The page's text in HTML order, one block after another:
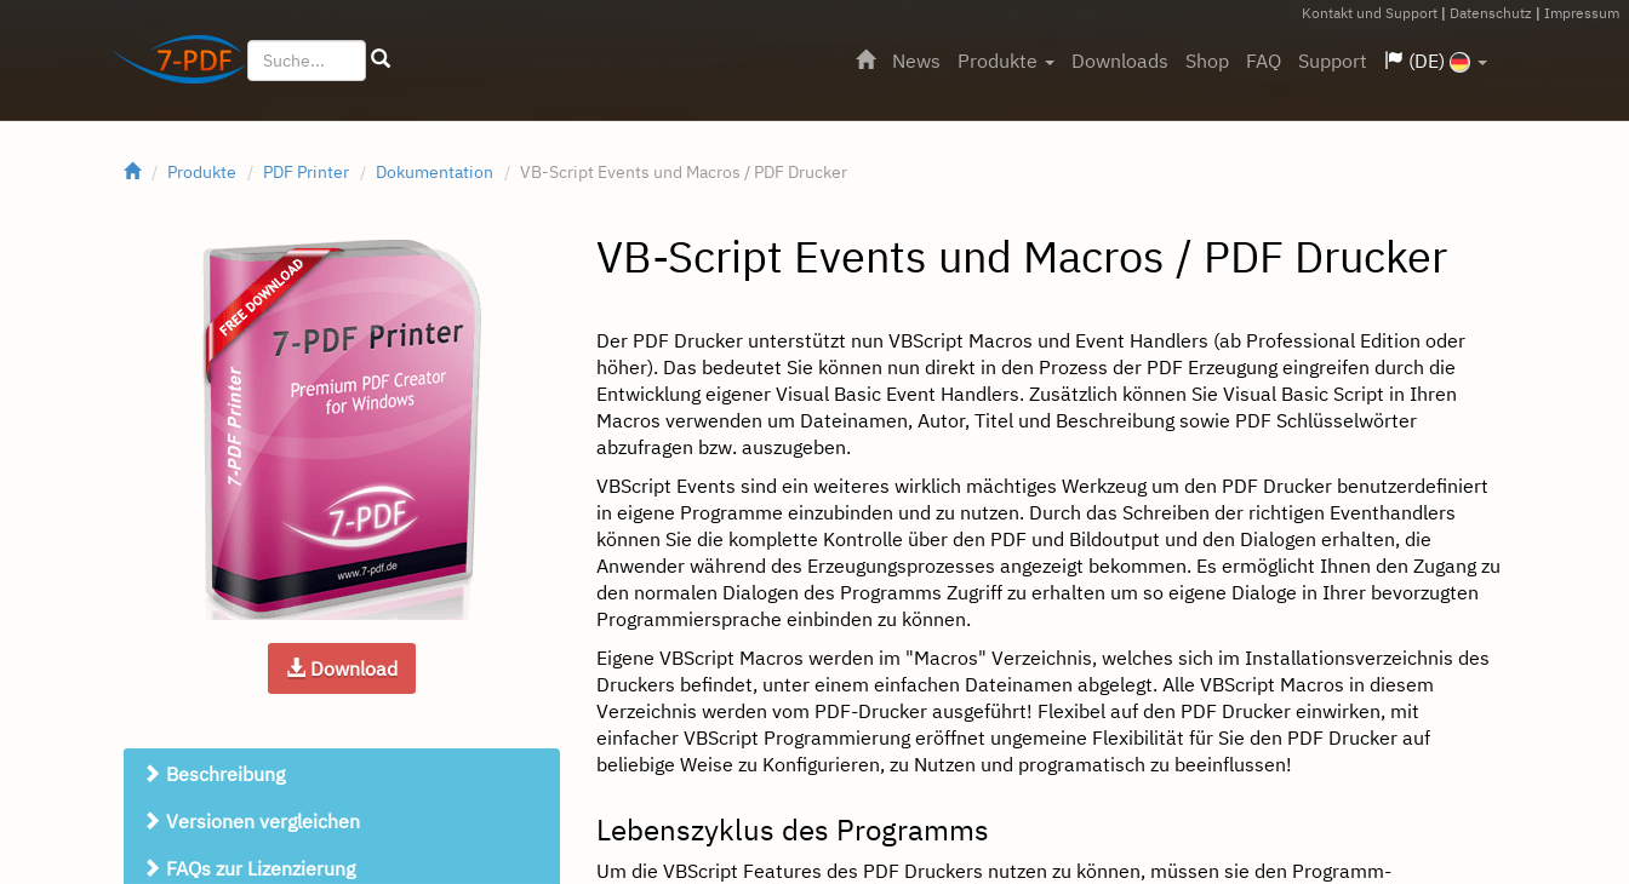
Kontakt und Support | Datenschutz | Impressum
News Produkte Downloads Shop FAQ Support (DE)
Produkte PDF Printer Dokumentation VB-Script Events und Macros / PDF Drucker
Download
Beschreibung
Versionen vergleichen
FAQs zur Lizenzierung
VB-Script Events und Macros / PDF Drucker
Der PDF Drucker unterstützt nun VBScript Macros und Event Handlers (ab Professional Edition oder
höher). Das bedeutet Sie können nun direkt in den Prozess der PDF Erzeugung eingreifen durch die
Entwicklung eigener Visual Basic Event Handlers. Zusätzlich können Sie Visual Basic Script in Ihren
Macros verwenden um Dateinamen, Autor, Titel und Beschreibung sowie PDF Schlüsselwörter
abzufragen bzw. auszugeben.
VBScript Events sind ein weiteres wirklich mächtiges Werkzeug um den PDF Drucker benutzerdefiniert
in eigene Programme einzubinden und zu nutzen. Durch das Schreiben der richtigen Eventhandlers
können Sie die komplette Kontrolle über den PDF und Bildoutput und den Dialogen erhalten, die
Anwender während des Erzeugungsprozesses angezeigt bekommen. Es ermöglicht Ihnen den Zugang zu
den normalen Dialogen des Programms Zugriff zu erhalten um so eigene Dialoge in Ihrer bevorzugten
Programmiersprache einbinden zu können.
Eigene VBScript Macros werden im "Macros" Verzeichnis, welches sich im Installationsverzeichnis des
Druckers befindet, unter einem einfachen Dateinamen abgelegt. Alle VBScript Macros in diesem
Verzeichnis werden vom PDF-Drucker ausgeführt! Flexibel auf den PDF Drucker einwirken, mit
einfacher VBScript Programmierung eröffnet ungemeine Flexibilität für Sie den PDF Drucker auf
beliebige Weise zu Konfigurieren, zu Nutzen und programatisch zu beeinflussen!
Lebenszyklus des Programms
Um die VBScript Features des PDF Druckers nutzen zu können, müssen sie den Programm-